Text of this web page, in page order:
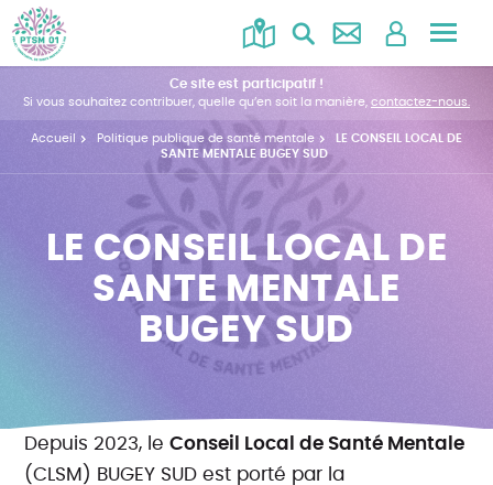
au
menu
Ce site est participatif !
Si vous souhaitez contribuer, quelle qu’en soit la manière, contactez-nous.
Accueil Politique publique de santé mentale
LE CONSEIL LOCAL DE
SANTE MENTALE BUGEY SUD
LE CONSEIL LOCAL DE
SANTE MENTALE
BUGEY SUD
Depuis 2023, leConseil Local de Santé Mentale
(CLSM) BUGEY SUD est porté par la